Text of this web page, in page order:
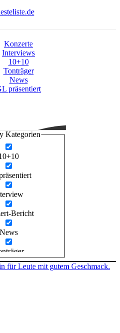
Konzerte
Interviews
10+10
Tonträger
News
präsentiert
Kategorien
Bericht
News
für Leute mit gutem Geschmack.